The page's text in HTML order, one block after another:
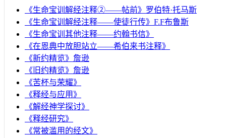
《生命宝训解经注释②——帖前》罗伯特·托马斯
《生命宝训解经注释——使徒行传》F.F布鲁斯
《生命宝训其他注释——约翰书信》
《在恩典中放胆站立——希伯来书注释》
《新约精览》詹逊
《旧约精览》詹逊
《苦杯与荣耀》
《释经与应用》
《解经神学探讨》
《释经研究》
《常被滥用的经文》